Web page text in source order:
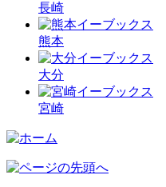
長崎
熊本
大分
宮崎